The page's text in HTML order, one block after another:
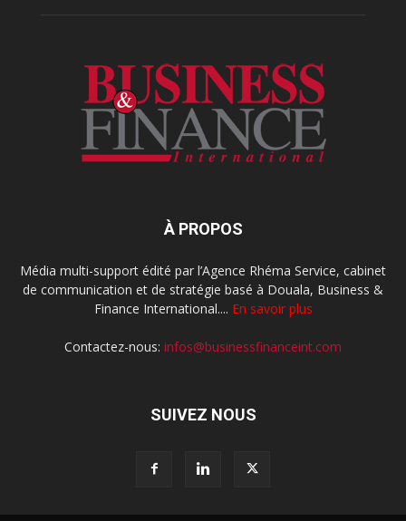
À PROPOS
Média multi-support édité par l’Agence Rhéma Service, cabinet
de communication et de stratégie basé à Douala, Business &
Finance International.... En savoir plus
Contactez-nous: infos@businessfinanceint.com
SUIVEZ NOUS